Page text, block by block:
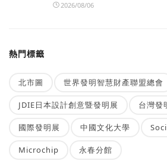
2026/08/06
熱門標籤
北市圖 世界發明智慧財產聯盟總會
JDIE日本設計創意暨發明展 台灣發
國際發明展 中國文化大學
Microchip 永春分館